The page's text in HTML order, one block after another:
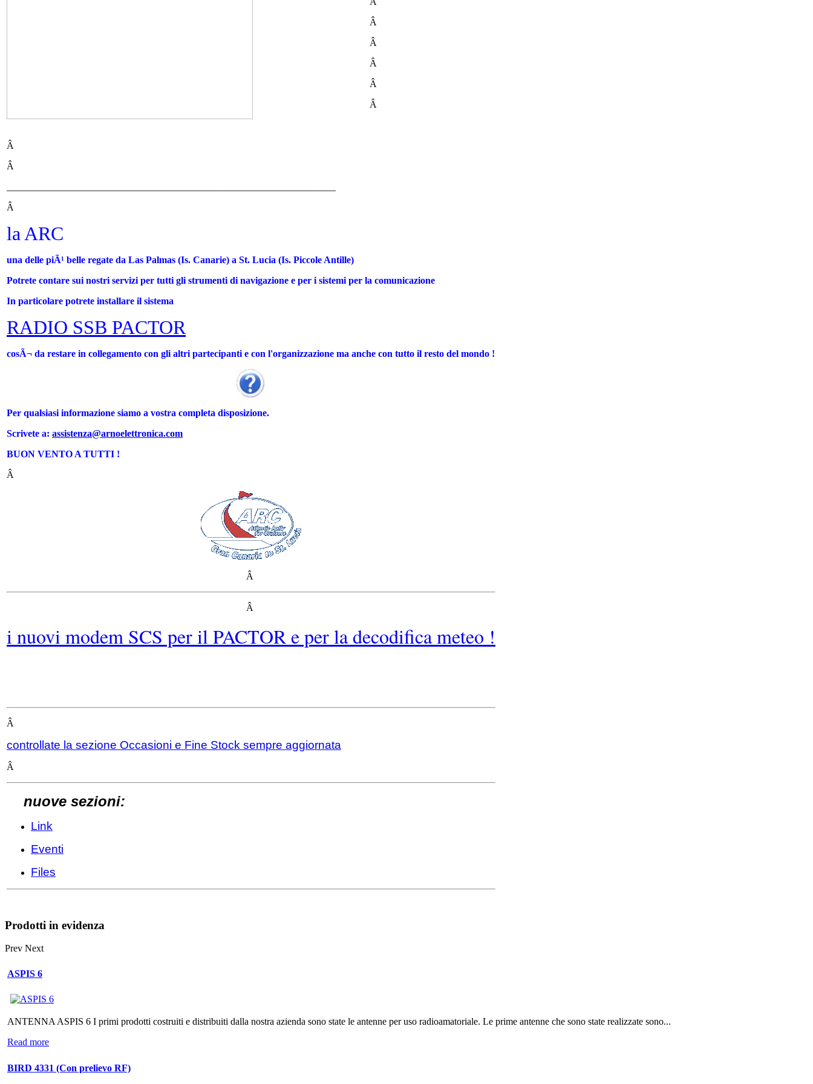
Â
Â
Â
Â
Â
Â
Â
Â
la ARC
una delle piÃ¹ belle regate da Las Palmas (Is. Canarie) a St. Lucia (Is. Piccole Antille)
Potrete contare sui nostri servizi per tutti gli strumenti di navigazione e per i sistemi per la comunicazione
In particolare potrete installare il sistema
RADIO SSB PACTOR
cosÃ¬ da restare in collegamento con gli altri partecipanti e con l'organizzazione ma anche con tutto il resto del mondo !
Per qualsiasi informazione siamo a vostra completa disposizione.
Scrivete a: assistenza@arnoelettronica.com
BUON VENTO A TUTTI !
Â
Â
Â
i nuovi modem SCS per il PACTOR e per la decodifica meteo !
Â
controllate la sezione Occasioni e Fine Stock sempre aggiornata
Â
nuove sezioni:
Link
Eventi
Files
Prodotti in evidenza
Prev Next
ASPIS 6
ANTENNA ASPIS 6 I primi prodotti costruiti e distribuiti dalla nostra azienda sono state le antenne per uso radioamatoriale. Le prime antenne che sono state realizzate sono...
Read more
BIRD 4331 (Con prelievo RF)